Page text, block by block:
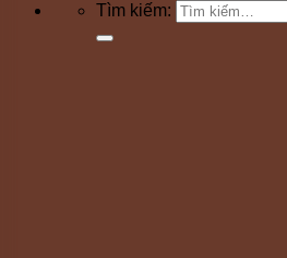
Tìm kiếm: